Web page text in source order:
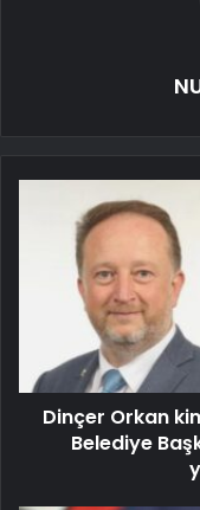
Dinçer Orkan
Belediye